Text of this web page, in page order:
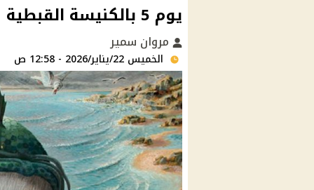
يوم 5 بالكنيسة القبطية
مروان سمير
الخميس 22/يناير/2026 - 12:58 ص